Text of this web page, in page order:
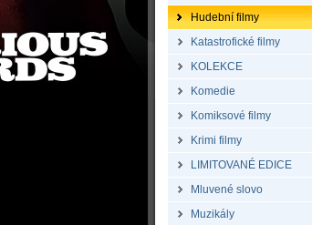
Hudební filmy
Katastrofické filmy
KOLEKCE
Komedie
Komiksové filmy
Krimi filmy
LIMITOVANÉ EDICE
Mluvené slovo
Muzikály